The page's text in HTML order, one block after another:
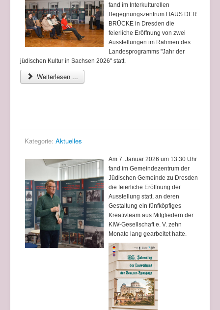
fand im Interkulturellen
Begegnungszentrum HAUS DER
BRÜCKE in Dresden die
feierliche Eröffnung von zwei
Ausstellungen im Rahmen des
Landesprogramms "Jahr der
jüdischen Kultur in Sachsen 2026" statt.
Weiterlesen ...
Kategorie: Aktuelles
Am 7. Januar 2026 um 13:30 Uhr
fand im Gemeindezentrum der
Jüdischen Gemeinde zu Dresden
die feierliche Eröffnung der
Ausstellung statt, an deren
Gestaltung ein fünfköpfiges
Kreativteam aus Mitgliedern der
KIW-Gesellschaft e. V. zehn
Monate lang gearbeitet hatte.